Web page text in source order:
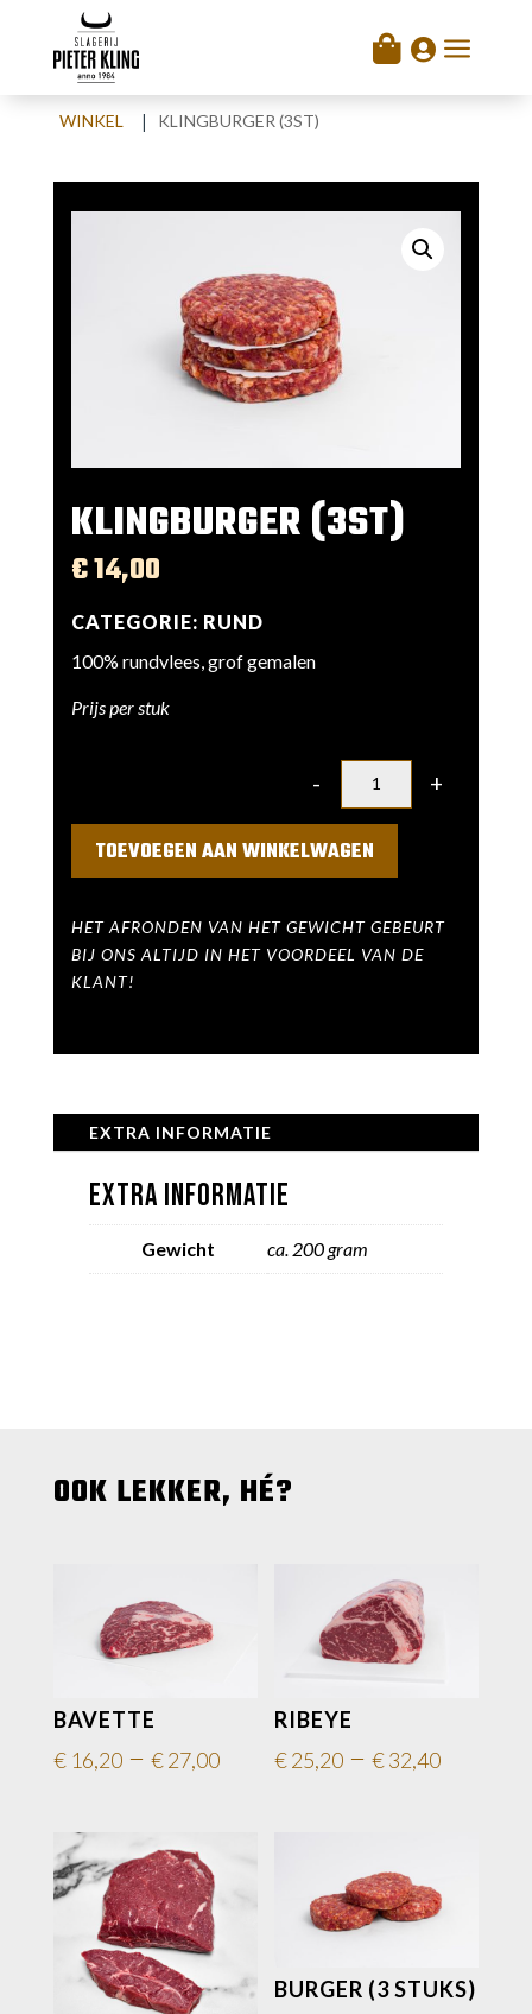
 a
WINKEL | KLINGBURGER (3ST)
KLINGBURGER (3ST)
€14,00
CATEGORIE: RUND
100% rundvlees, grof gemalen
Prijs per stuk
QUANTITY
- +
TOEVOEGEN AAN WINKELWAGEN
HET AFRONDEN VAN HET GEWICHT GEBEURT
BIJ ONS ALTIJD IN HET VOORDEEL VAN DE
KLANT!
EXTRA INFORMATIE
EXTRA INFORMATIE
Gewicht ca. 200 gram
OOK LEKKER, HÉ?
BAVETTE
€16,20– €27,00
RIBEYE
€25,20 –€32,40
BURGER (3 STUKS)